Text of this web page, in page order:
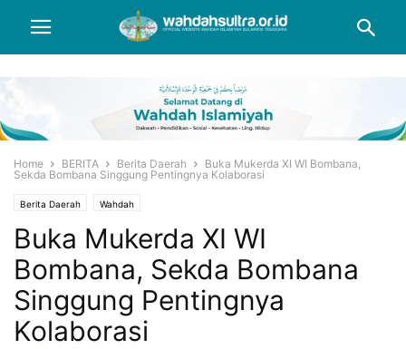
Home BERITA Berita Daerah
Buka Mukerda XI WI Bombana,
Sekda Bombana Singgung Pentingnya Kolaborasi
Berita Daerah Wahdah
Buka Mukerda XI WI
Bombana, Sekda Bombana
Singgung Pentingnya
Kolaborasi